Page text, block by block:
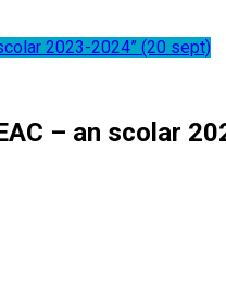
2023-2024” (20 sept)
– an scolar